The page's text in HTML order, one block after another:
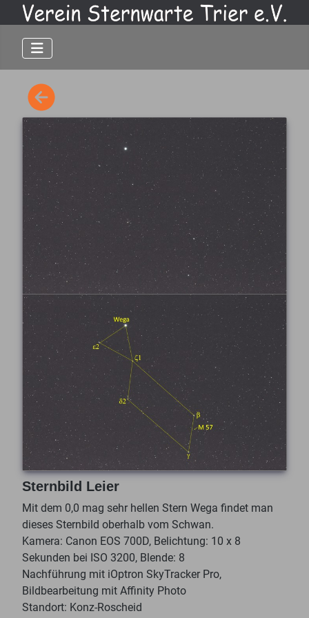
Sternbild Leier
Mit dem 0,0 mag sehr hellen Stern Wega findet man
dieses Sternbild oberhalb vom Schwan.
Kamera: Canon EOS 700D, Belichtung: 10 x 8
Sekunden bei ISO 3200, Blende: 8
Nachführung mit iOptron SkyTracker Pro,
Bildbearbeitung mit Affinity Photo
Standort: Konz-Roscheid